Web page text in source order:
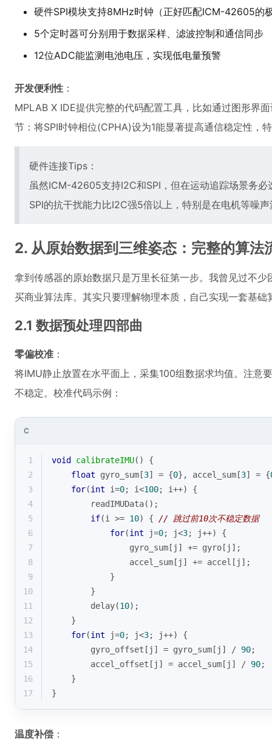
硬件SPI模块支持8MHz时钟（正好匹配ICM-42605的
5个定时器可分别用于数据采样、滤波控制和通信同步
12位ADC能监测电池电压，实现低电量预警
开发便利性 ：
MPLAB X IDE提供完整的代码配置工具，比如通过图形界
节：将SPI时钟相位(CPHA)设为1能显著提高通信稳定性，
硬件连接Tips：
虽然ICM-42605支持I2C和SPI，但在运动追踪场景务必
SPI的抗干扰能力比I2C强5倍以上，特别是在电机等噪
2. 从原始数据到三维姿态：完整的算法
拿到传感器的原始数据只是万里长征第一步。我曾见过不
买商业算法库。其实只要理解物理本质，自己实现一套基础
2.1 数据预处理四部曲
零偏校准 ：
将IMU静止放置在水平面上，采集100组数据求均值。注
不稳定。校准代码示例：
C
1 void calibrateIMU()
{
2
float gyro_sum[3] = {0}, accel_sum[3] = {
3
for(int i=0; i<100; i++) {
4
        readIMUData();
5
if(i >= 10) { // 跳过前10次不稳定数据
6
for(int j=0; j<3; j++) {
7
                gyro_sum[j] += gyro[j];
8
                accel_sum[j] += accel[j];
9
            }
10
        }
11
        delay(
10);
12
    }
13
for(int j=0; j<3; j++) {
14
        gyro_offset[j] = gyro_sum[j] /
90;
15
        accel_offset[j] = accel_sum[j] /
90;
16
    }
17
}
温度补偿 ：